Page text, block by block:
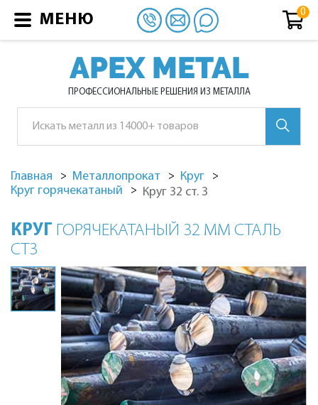
APEX METAL
ПРОФЕССИОНАЛЬНЫЕ РЕШЕНИЯ ИЗ МЕТАЛЛА
Главная Металлопрокат
Круг
Круг горячекатаный
Круг 32 ст. 3
КРУГ ГОРЯЧЕКАТАНЫЙ 32 ММ СТАЛЬ
СТ3
МЕНЮ